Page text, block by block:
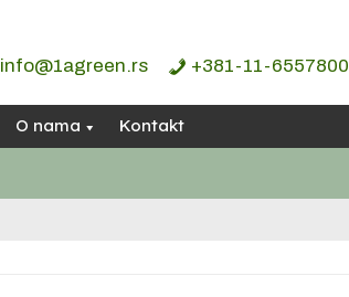
info@1agreen.rs +381-11-6557800
O nama Kontakt